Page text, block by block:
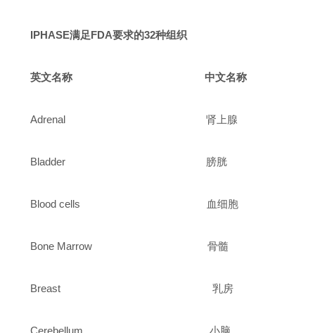
IPHASE满足FDA要求的32种组织
英文名称 中文名称
Adrenal 肾上腺
Bladder 膀胱
Blood cells 血细胞
Bone Marrow 骨髓
Breast 乳房
Cerebellum 小脑